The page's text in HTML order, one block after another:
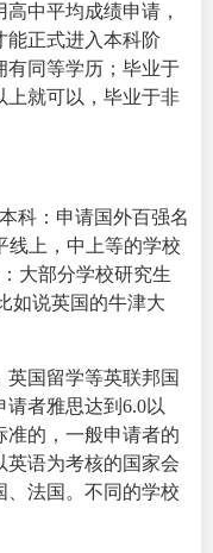
中平均成绩申请，
能正式进入本科阶
有同等学历；毕业于
上就可以，毕业于非
科：申请国外百强名
线上，中上等的学校
大部分学校研究生
如说英国的牛津大
国留学等英联邦国
者雅思达到6.0以
准的，一般申请者的
英语为考核的国家会
、法国。不同的学校